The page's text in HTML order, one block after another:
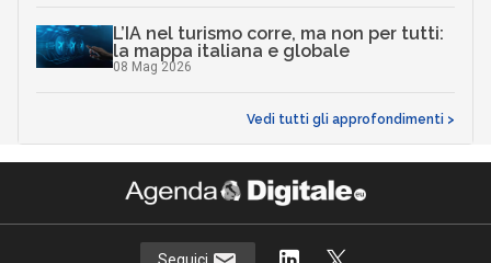
L’IA nel turismo corre, ma non per tutti:
la mappa italiana e globale
08 Mag 2026
Vedi tutti gli approfondimenti >